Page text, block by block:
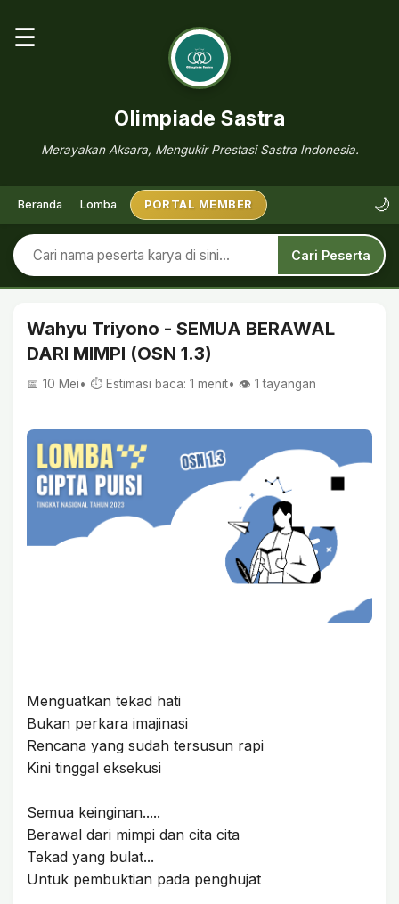
☰
Olimpiade Sastra
Merayakan Aksara, Mengukir Prestasi Sastra Indonesia.
Beranda Lomba PORTAL MEMBER 🌙
Cari Peserta
Wahyu Triyono - SEMUA BERAWAL
DARI MIMPI (OSN 1.3)
📅 10 Mei• ⏱ Estimasi baca: 1 menit• 👁️ 1 tayangan
Menguatkan tekad hati
Bukan perkara imajinasi
Rencana yang sudah tersusun rapi
Kini tinggal eksekusi
Semua keinginan.....
Berawal dari mimpi dan cita cita
Tekad yang bulat...
Untuk pembuktian pada penghujat